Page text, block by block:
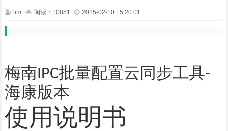
lim 阅读：10851 2025-02-10 15:20:01
梅南IPC批量配置云同步工具-
海康版本
使用说明书